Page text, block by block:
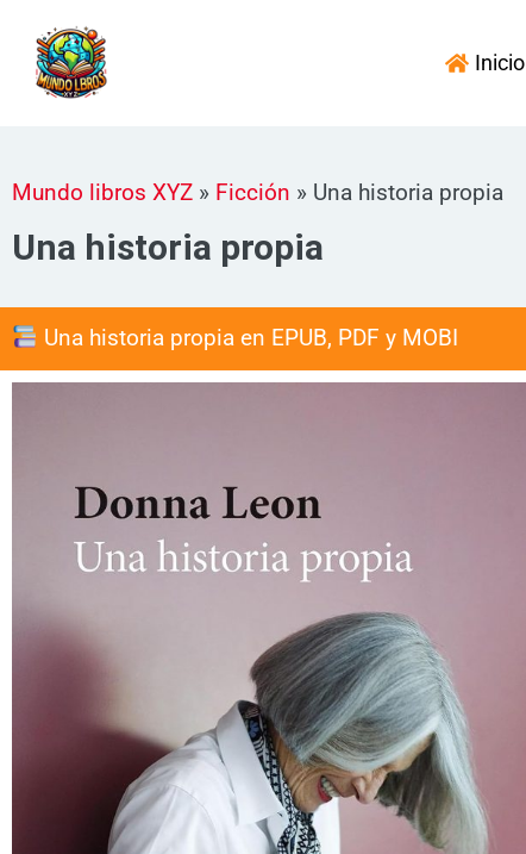
contenido
Inicio
Mundo libros XYZ » Ficción » Una historia propia
Una historia propia
Una historia propia en EPUB, PDF y MOBI